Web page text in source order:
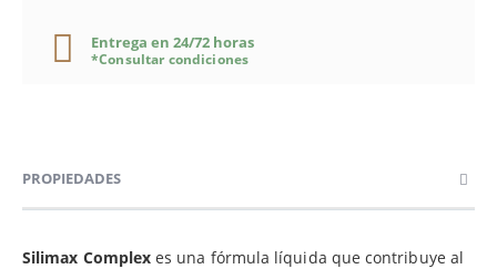
Entrega en 24/72 horas
*Consultar condiciones
PROPIEDADES
Silimax Complexes una fórmula líquida que contribuye al